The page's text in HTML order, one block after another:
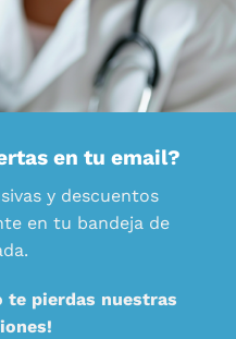
en tu email?
y descuentos
en tu bandeja de
te pierdas nuestras